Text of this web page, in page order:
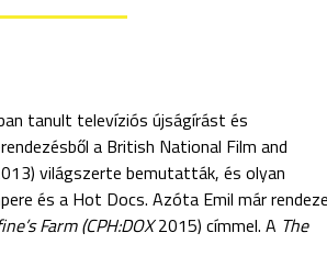
tanult televíziós újságírást és
a British National Film and
világszerte bemutatták, és olyan
és a Hot Docs. Azóta Emil már
Farm (CPH:DOX2015) címmel. A The